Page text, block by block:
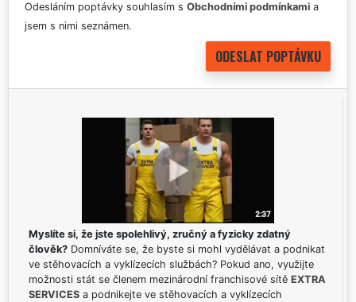
Odesláním poptávky souhlasím s Obchodními podmínkami a
jsem s nimi seznámen.
Myslíte si, že jste spolehlivý, zručný a fyzicky zdatný
člověk? Domníváte se, že byste si mohl vydělávat a podnikat
ve stěhovacích a vyklízecích službách? Pokud ano, využijte
možnosti stát se členem mezinárodní franchisové sítě EXTRA
SERVICES a podnikejte ve stěhovacích a vyklízecích